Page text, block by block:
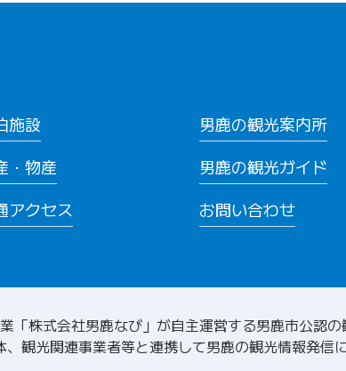
施設
・物産
アクセス
男鹿の観光案内所
男鹿の観光ガイド
お問い合わせ
「株式会社男鹿なび」が自主運営する男鹿市公認の
、観光関連事業者等と連携して男鹿の観光情報発信